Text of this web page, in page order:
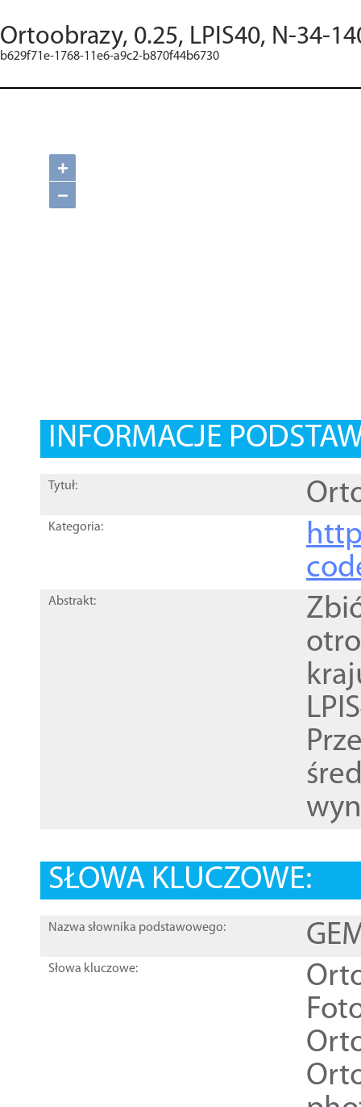
Ortoobrazy, 0.25, LPIS40, N-34-
b629f71e-1768-11e6-a9c2-b870f44b6730
+
−
INFORMACJE
Tytuł:
Kategoria:
Abstrakt:
SŁOWA KLUCZOWE:
Nazwa słownika podstawowego:
Słowa kluczowe: